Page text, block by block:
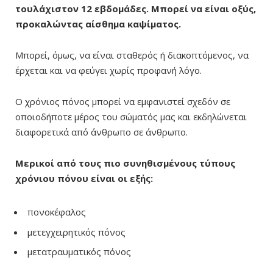
τουλάχιστον 12 εβδομάδες. Μπορεί να είναι οξύς,
προκαλώντας αίσθημα καψίματος.
Μπορεί, όμως, να είναι σταθερός ή διακοπτόμενος, να
έρχεται και να φεύγει χωρίς προφανή λόγο.
Ο χρόνιος πόνος μπορεί να εμφανιστεί σχεδόν σε
οποιοδήποτε μέρος του σώματός μας και εκδηλώνεται
διαφορετικά από άνθρωπο σε άνθρωπο.
Μερικοί από τους πιο συνηθισμένους τύπους
χρόνιου πόνου είναι οι εξής:
πονοκέφαλος
μετεγχειρητικός πόνος
μετατραυματικός πόνος